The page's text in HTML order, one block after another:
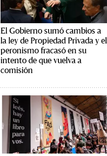
El Gobierno sumó cambios a
la ley de Propiedad Privada y el
peronismo fracasó en su
intento de que vuelva a
comisión